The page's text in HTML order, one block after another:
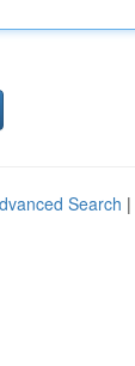
Search |